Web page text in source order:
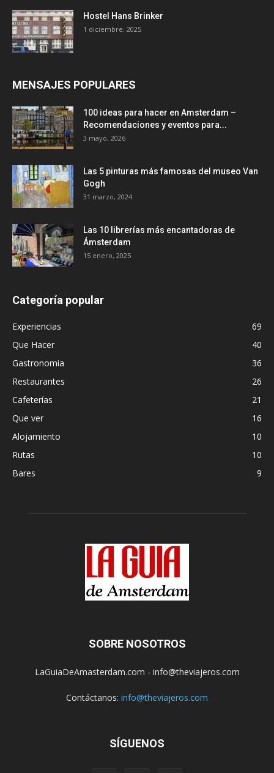
Hostel Hans Brinker
1 diciembre, 2025
MENSAJES POPULARES
100 ideas para hacer en Amsterdam –
Recomendaciones y eventos para...
3 mayo, 2026
Las 5 pinturas más famosas del museo Van
Gogh
31 marzo, 2024
Las 10 librerías más encantadoras de
Ámsterdam
15 enero, 2025
Categoría popular
Experiencias
69
Que Hacer
40
Gastronomia
36
Restaurantes
26
Cafeterías
21
Que ver
16
Alojamiento
10
Rutas
10
Bares
9
SOBRE NOSOTROS
LaGuiaDeAmasterdam.com - info@theviajeros.com
Contáctanos: info@theviajeros.com
SÍGUENOS